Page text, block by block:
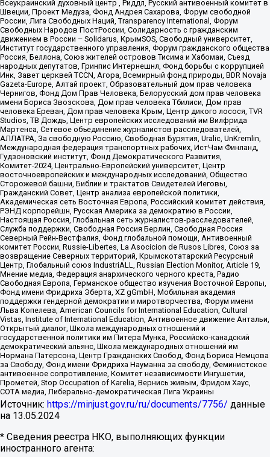
Всеукраинский духовный центр , Риддл, Русский антивоенный комитет в
Швеции, Проект Медуза, Фонд Андрея Сахарова, Форум свободной
России, Лига Свободных Наций, Transparеncy International, Форум
Свободных Народов ПостРоссии, Солидарность с гражданским
движением в России – Solidarus, КрымSOS, Свободный университет,
Институт государственного управления, Форум гражданского общества
Россия, Беллона, Союз жителей островов Тисима и Хабомаи, Съезд
народных депутатов, Гринпис Интернешнл, Фонд борьбы с коррупцией
Инк, Завет церквей TCCN, Агора, Всемирный фонд природы, BDR Novaja
Gazeta-Europe, Алтай проект, Образовательный дом прав человека
Чернигов, Фонд Дом Прав Человека, Белорусский дом прав человека
имени Бориса Звозскова, Дом прав человека Тбилиси, Дом прав
человека Ереван, Дом прав человека Крым, Центр дикого лосося, TVR
Studios, ТВ Дождь, Центр европейских исследований им Вилфрида
Мартенса, Сетевое объединение журналистов расследователей,
АЛЛАТРА, За свободную Россию, Свободная Бурятия, Uralic, UnKremlin,
Международная федерация транспортных рабочих, ИстЧам Финланд,
Гудзоновский институт, Фонд Демократического Развития,
Комитет-2024, Центрально-Европейский университет, Центр
восточноевропейских и международных исследований, Общество
Сторожевой башни, Библии и трактатов Свидетелей Иеговы,
Гражданский Совет, Центр анализа европейской политики,
Академическая сеть Восточная Европа, Российский комитет действия,
РЭНД корпорейшн, Русская Америка за демократию в России,
Настоящая Россия, Глобальная сеть журналистов-расследователей,
Служба поддержки, Свободная Россия Берлин, Свободная Россия
Северный Рейн-Вестфалия, Фонд глобальной помощи, Антивоенный
комитет России, Russie-Libertes, La Asocicion de Rusos Libres, Союз за
возвращение Северных территорий, Крымскотатарский Ресурсный
Центр, Глобальный союз IndustriALL, Russian Election Monitor, Article 19,
Мнение медиа, Федерация анархического черного креста, Радио
Свободная Европа, Германское общество изучения Восточной Европы,
Фонд имени Фридриха Эберта, XZ gGmbH, Мобильная академия
поддержки гендерной демократии и миротворчества, Форум имени
Льва Копелева, American Councils for International Education, Cultural
Vistas, Institute of International Education, Антивоенное движение Антальи,
Открытый диалог, Школа международных отношений и
государственной политики им Питера Мунка, Российско-канадский
демократический альянс, Школа международных отношений им
Нормана Патерсона, Центр Гражданских Свобод, Фонд Бориса Немцова
за Свободу, Фонд имени Фридриха Науманна за свободу, Феминистское
антивоенное сопротивление, Комитет независимости Ингушетии,
Прометей, Stop Occupation of Karelia, Вернись живым, Фридом Хаус,
СОТА медиа, Либерально-демократическая Лига Украины
Источник: https://minjust.gov.ru/ru/documents/7756/ данные
на 13.05.2024
* Сведения реестра НКО, выполняющих функции
иностранного агента: